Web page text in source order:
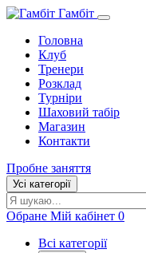
Гамбіт
Головна
Клуб
Тренери
Розклад
Турніри
Шаховий табір
Магазин
Контакти
Пробне заняття
Усі категорії
Пошук:
Обране Мій кабінет 0
Всі категорії